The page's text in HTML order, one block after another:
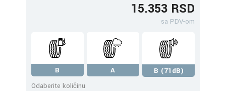
15.353 RSD
sa PDV-om
B A
B (71dB)
Odaberite količinu